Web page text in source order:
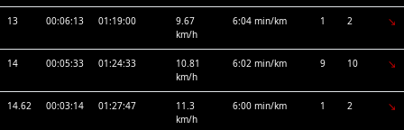
13 00:06:13 01:19:00
9.67
km/h
6:04 min/km 1 2
14 00:05:33 01:24:33
10.81
km/h
6:02 min/km 9 10
14.62 00:03:14 01:27:47
11.3
km/h
6:00 min/km 1 2